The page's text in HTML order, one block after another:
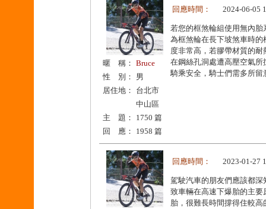
暱 稱： Bruce
性 別：
男
居住地：
台北市
中山區
主 題：
1750 篇
回 應：
1958 篇
回應時間： 2024-06-05
若您的框煞輪組使用無內
為框煞輪在長下坡煞車時
度非常高，若膠帶材質的
在鋼絲孔洞處遭高壓空氣
騎乘安全，騎士們需多所留
回應時間： 2023-01-27
駕駛汽車的朋友們應該都
致車輛在高速下爆胎的主
胎，很難長時間撐得住較